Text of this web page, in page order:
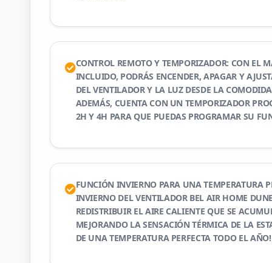
CONTROL REMOTO Y TEMPORIZADOR: CON EL
INCLUIDO, PODRÁS ENCENDER, APAGAR Y
DEL VENTILADOR Y LA LUZ DESDE LA
ADEMÁS, CUENTA CON UN TEMPORIZADOR
2H Y 4H PARA QUE PUEDAS PROGRAMAR SU
FUNCIÓN INVIERNO PARA UNA TEMPERATURA
INVIERNO DEL VENTILADOR BEL AIR HOME
REDISTRIBUIR EL AIRE CALIENTE QUE SE
MEJORANDO LA SENSACIÓN TÉRMICA DE LA
DE UNA TEMPERATURA PERFECTA TODO EL AÑO!